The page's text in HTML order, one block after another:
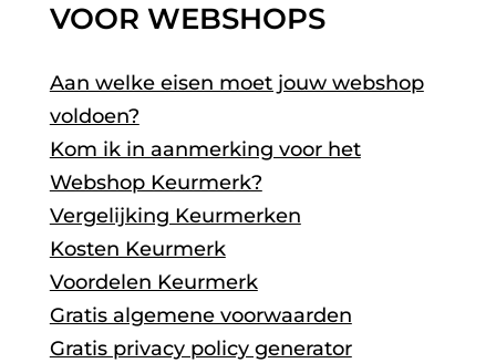
VOOR WEBSHOPS
Aan welke eisen moet jouw webshop
voldoen?
Kom ik in aanmerking voor het
Webshop Keurmerk?
Vergelijking Keurmerken
Kosten Keurmerk
Voordelen Keurmerk
Gratis algemene voorwaarden
Gratis privacy policy generator